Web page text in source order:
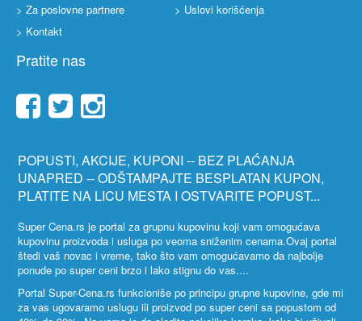
> Za poslovne partnere
> Uslovi korišćenja
> Kontakt
Pratite nas
POPUSTI, AKCIJE, KUPONI -- BEZ PLAĆANJA
UNAPRED -- ODŠTAMPAJTE BESPLATAN KUPON,
PLATITE NA LICU MESTA I OSTVARITE POPUST...
Super Cena.rs je portal za grupnu kupovinu koji vam omogućava
kupovinu proizvoda i usluga po veoma sniženim cenama.Ovaj portal
štedi vaš novac i vreme, tako što vam omogućavamo da najbolje
ponude po super ceni brzo i lako stignu do vas....
Portal Super-Cena.rs funkcioniše po principu grupne kupovine, gde mi
za vas ugovaramo uslugu ili proizvod po super ceni sa popustom od